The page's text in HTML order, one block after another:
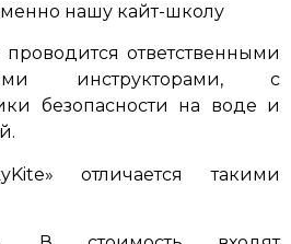
нашу кайт-школу
ответственными
инструкторами, с
безопасности на воде и
отличается такими